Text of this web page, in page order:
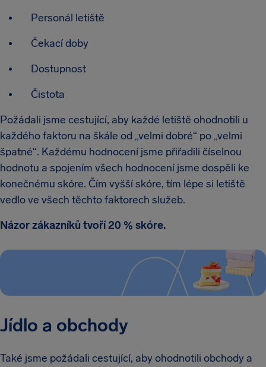
Personál letiště
Čekací doby
Dostupnost
Čistota
Požádali jsme cestující, aby každé letiště ohodnotili u
každého faktoru na škále od „velmi dobré“ po „velmi
špatné“. Každému hodnocení jsme přiřadili číselnou
hodnotu a spojením všech hodnocení jsme dospěli ke
konečnému skóre. Čím vyšší skóre, tím lépe si letiště
vedlo ve všech těchto faktorech služeb.
Názor zákazníků tvoří 20 % skóre.
Jídlo a obchody
Také jsme požádali cestující, aby ohodnotili obchody a